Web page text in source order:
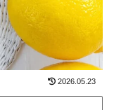
2026.05.23